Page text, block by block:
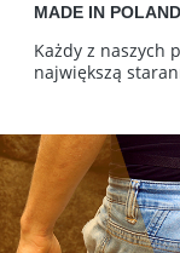
MADE IN POLAND
Każdy z naszych
największą